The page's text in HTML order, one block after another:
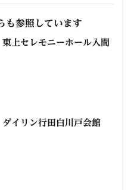
も参照しています
東上セレモニーホール入間
ダイリン行田白川戸会館